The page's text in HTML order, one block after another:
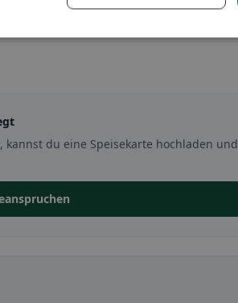
du eine Speisekarte hochladen und